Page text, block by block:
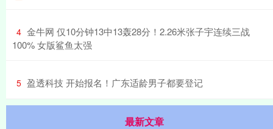
4 ​金牛网 仅10分钟13中13轰28分！2.26米张子宇连续三战
100% 女版鲨鱼太强
5 ​盈透科技 开始报名！广东适龄男子都要登记
最新文章